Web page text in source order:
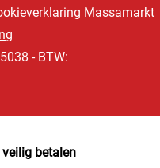
Massamarkt
- BTW:
betalen